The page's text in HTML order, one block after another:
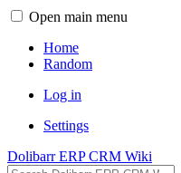
Open main menu
Home
Random
Log in
Settings
Dolibarr ERP CRM Wiki